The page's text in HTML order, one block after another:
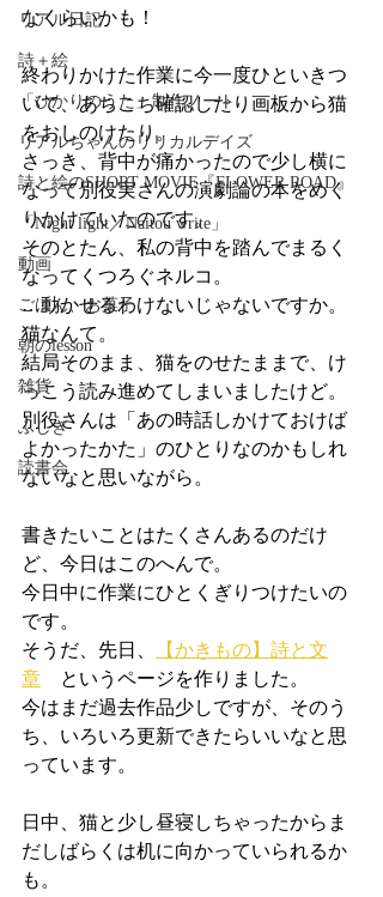
リアル日記
詩＋絵
「ひかりのうた」制作ノート
リアルちゃんのリリカルデイズ
詩と絵のSHORT MOVIE『FLOWER ROAD』
「Night light／Naitou write」
動画
ごはん、お菓子
朝のlesson
雑貨
ふしぎ
読書会
なくらいかも！
終わりかけた作業に今一度ひといきつ
いて、あちこち確認したり画板から猫
をおしのけたり。
さっき、背中が痛かったので少し横に
なって別役実さんの演劇論の本をめく
りかけていたのです。
そのとたん、私の背中を踏んでまるく
なってくつろぐネルコ。
…動かせるわけないじゃないですか。
猫なんて。
結局そのまま、猫をのせたままで、け
っこう読み進めてしまいましたけど。
別役さんは「あの時話しかけておけば
よかったかた」のひとりなのかもしれ
ないなと思いながら。
書きたいことはたくさんあるのだけ
ど、今日はこのへんで。
今日中に作業にひとくぎりつけたいの
です。
そうだ、先日、
【かきもの】詩と文
章 というページを作りました。
今はまだ過去作品少しですが、そのう
ち、いろいろ更新できたらいいなと思
っています。
日中、猫と少し昼寝しちゃったからま
だしばらくは机に向かっていられるか
も。